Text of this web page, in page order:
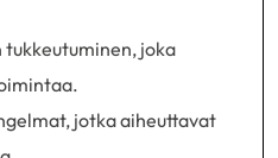
joka
jotka aiheuttavat